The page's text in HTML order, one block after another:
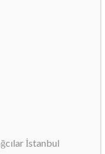
İstanbul